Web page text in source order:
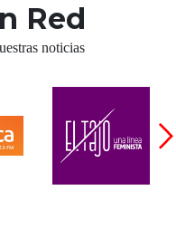
Red
noticias